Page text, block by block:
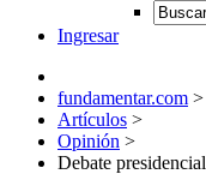
Ingresar
fundamentar.com >
Artículos >
Opinión >
Debate presidencial